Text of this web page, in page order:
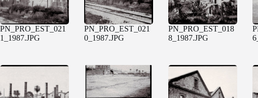
PN_PRO_EST_021
1_1987.JPG
PN_PRO_EST_021
0_1987.JPG
PN_PRO_EST_018
8_1987.JPG